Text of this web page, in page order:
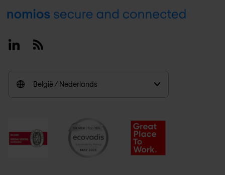
Footer
LinkedinRSS
België / Nederlands